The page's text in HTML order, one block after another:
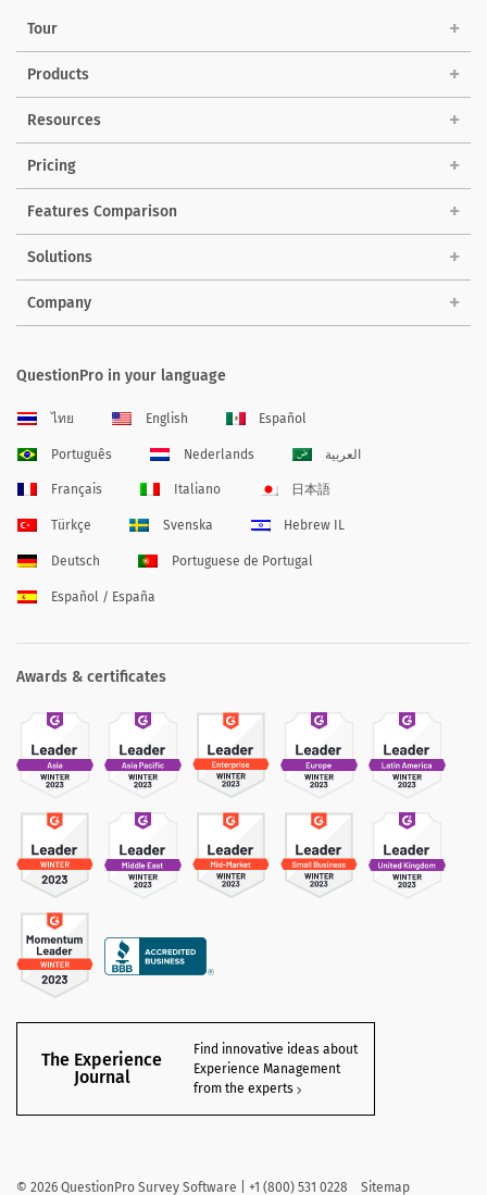
Tour
Products
Resources
Pricing
Features Comparison
Solutions
Company
QuestionPro in your language
ไทย English Español
Português Nederlands العربية
Français Italiano 日本語
Türkçe Svenska Hebrew IL
Deutsch Portuguese de Portugal
Español / España
Awards & certificates
The Experience
Journal
Find innovative ideas about
Experience Management
from the experts
© 2026 QuestionPro Survey Software | +1 (800) 531 0228 Sitemap